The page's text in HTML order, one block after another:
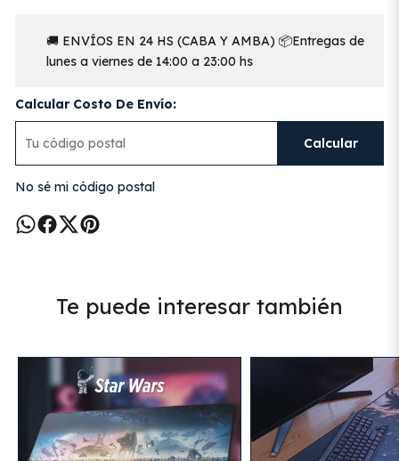
🚚 ENVÍOS EN 24 HS (CABA Y AMBA) 📦Entregas de
lunes a viernes de 14:00 a 23:00 hs
Calcular Costo De Envío:
Calcular
No sé mi código postal
Te puede interesar también